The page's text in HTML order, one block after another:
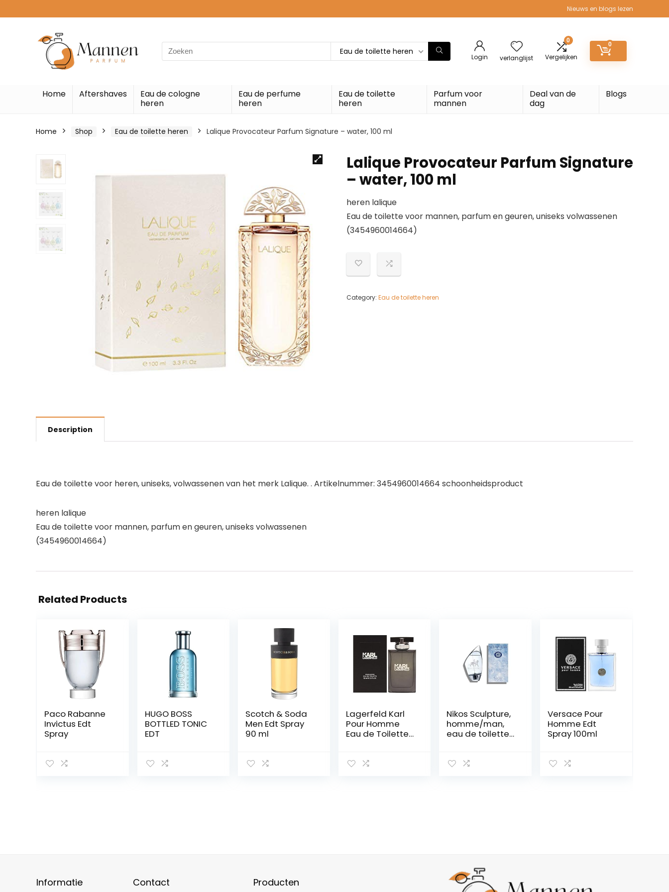
Nieuws en blogs lezen
Search
for:
Eau de toilette heren
Login verlanglijst
0
Vergelijken
0
Home Aftershaves
Eau de cologne
heren
Eau de perfume
heren
Eau de toilette
heren
Parfum voor
mannen
Deal van de
dag
Blogs
Home Shop Eau de toilette heren Lalique Provocateur Parfum Signature – water, 100 ml
Lalique Provocateur Parfum Signature
– water, 100 ml
heren lalique
Eau de toilette voor mannen, parfum en geuren, uniseks volwassenen
(3454960014664)
Category: Eau de toilette heren
Description
Eau de toilette voor heren, uniseks, volwassenen van het merk Lalique. . Artikelnummer: 3454960014664 schoonheidsproduct
heren lalique
Eau de toilette voor mannen, parfum en geuren, uniseks volwassenen
(3454960014664)
Related Products
Paco Rabanne
Invictus Edt
Spray
HUGO BOSS
BOTTLED TONIC
EDT
Scotch & Soda
Men Edt Spray
90 ml
Lagerfeld Karl
Pour Homme
Eau de Toilette
Nikos Sculpture,
homme/man,
eau de toilette
ml)
Versace Pour
Homme Edt
Spray 100ml
Informatie Contact Producten